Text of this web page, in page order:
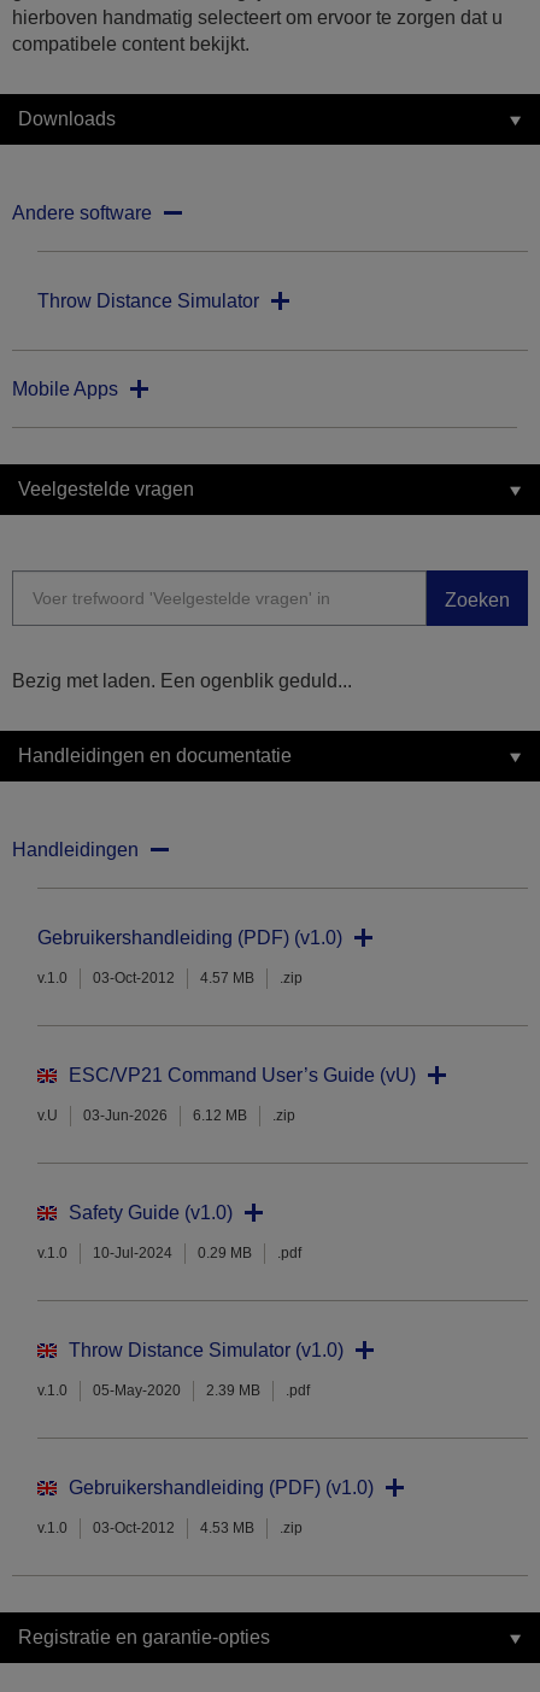
hierboven handmatig selecteert om ervoor te zorgen dat u
compatibele content bekijkt.
Downloads
Andere software
Throw Distance Simulator
Mobile Apps
Veelgestelde vragen
Zoeken
Bezig met laden. Een ogenblik geduld...
Handleidingen en documentatie
Handleidingen
Gebruikershandleiding (PDF) (v1.0)
v.1.0 03-Oct-2012 4.57 MB .zip
ESC/VP21 Command User’s Guide (vU)
v.U 03-Jun-2026 6.12 MB .zip
Safety Guide (v1.0)
v.1.0 10-Jul-2024 0.29 MB .pdf
Throw Distance Simulator (v1.0)
v.1.0 05-May-2020 2.39 MB .pdf
Gebruikershandleiding (PDF) (v1.0)
v.1.0 03-Oct-2012 4.53 MB .zip
Registratie en garantie-opties